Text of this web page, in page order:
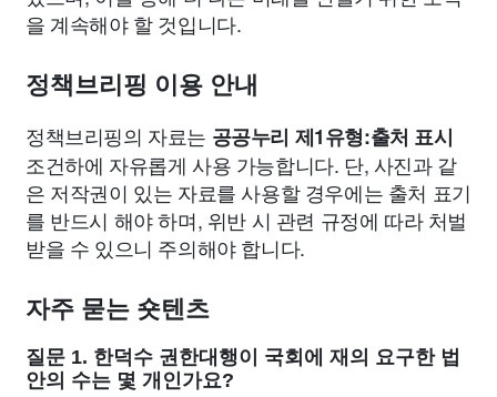
을 계속해야 할 것입니다.
정책브리핑 이용 안내
정책브리핑의 자료는 공공누리 제1유형:출처 표시
조건하에 자유롭게 사용 가능합니다. 단, 사진과 같
은 저작권이 있는 자료를 사용할 경우에는 출처 표기
를 반드시 해야 하며, 위반 시 관련 규정에 따라 처벌
받을 수 있으니 주의해야 합니다.
자주 묻는 숏텐츠
질문 1. 한덕수 권한대행이 국회에 재의 요구한 법
안의 수는 몇 개인가요?